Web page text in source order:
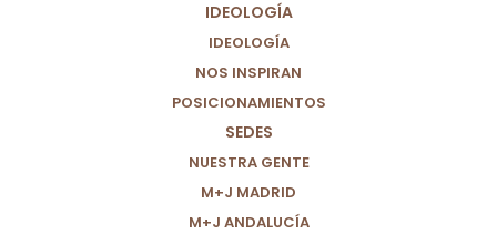
IDEOLOGÍA
IDEOLOGÍA
NOS INSPIRAN
POSICIONAMIENTOS
SEDES
NUESTRA GENTE
M+J MADRID
M+J ANDALUCÍA
Infrafinanciación
Universitaria